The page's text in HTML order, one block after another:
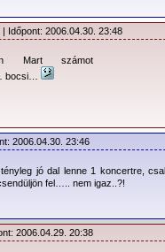
| Időpont: 2006.04.30. 23:48
Mart számot
bocsi…
2006.04.30. 23:46
jó dal lenne 1 koncertre,
fel….. nem igaz..?!
2006.04.29. 20:38